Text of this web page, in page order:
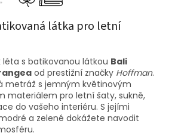
látka pro letní
léta s batikovanou látkou Bali
od prestižní značky Hoffman.
metráž s jemným květinovým
materiálem pro letní šaty, sukně,
do vašeho interiéru. S jejími
a zelené dokážete navodit